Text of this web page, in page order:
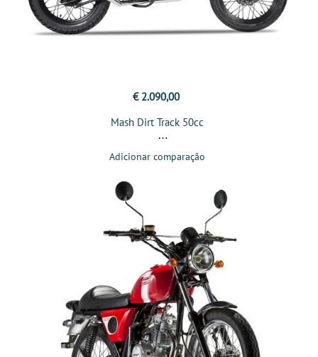
€ 2.090,00
Mash Dirt Track 50cc
Adicionar comparação